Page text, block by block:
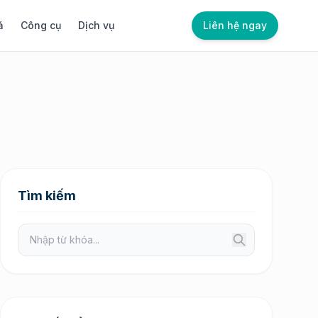
Công cụ Dịch vụ Liên hệ ngay
Tìm kiếm